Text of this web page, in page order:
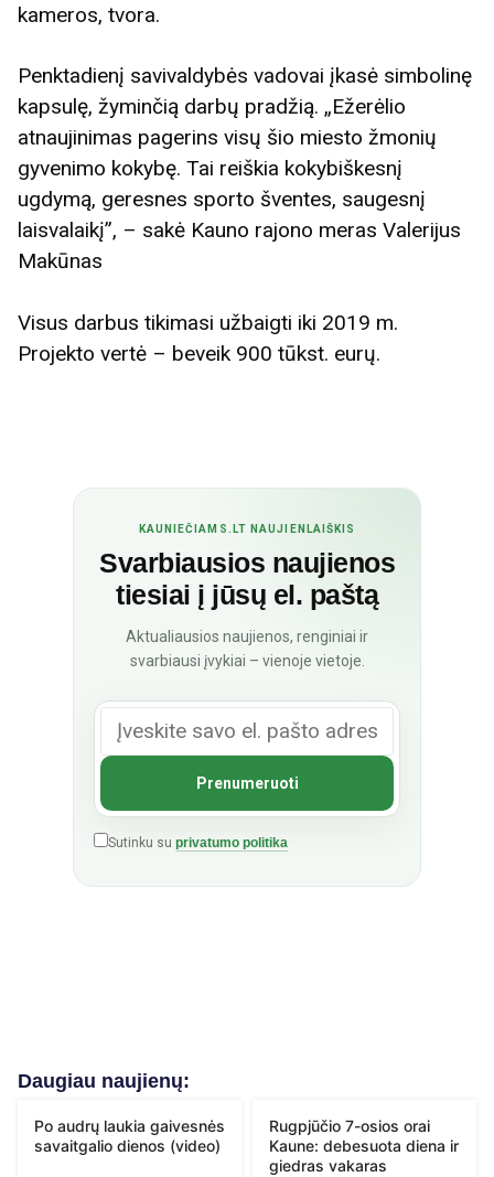
kameros, tvora.
Penktadienį savivaldybės vadovai įkasė simbolinę
kapsulę, žyminčią darbų pradžią. „Ežerėlio
atnaujinimas pagerins visų šio miesto žmonių
gyvenimo kokybę. Tai reiškia kokybiškesnį
ugdymą, geresnes sporto šventes, saugesnį
laisvalaikį”, – sakė Kauno rajono meras Valerijus
Makūnas
Visus darbus tikimasi užbaigti iki 2019 m.
Projekto vertė – beveik 900 tūkst. eurų.
KAUNIEČIAMS.LT NAUJIENLAIŠKIS
Svarbiausios naujienos
tiesiai į jūsų el. paštą
Aktualiausios naujienos, renginiai ir
svarbiausi įvykiai – vienoje vietoje.
Sutinku su privatumo politika
Daugiau naujienų:
Po audrų laukia gaivesnės
savaitgalio dienos (video)
Rugpjūčio 7-osios orai
Kaune: debesuota diena ir
giedras vakaras